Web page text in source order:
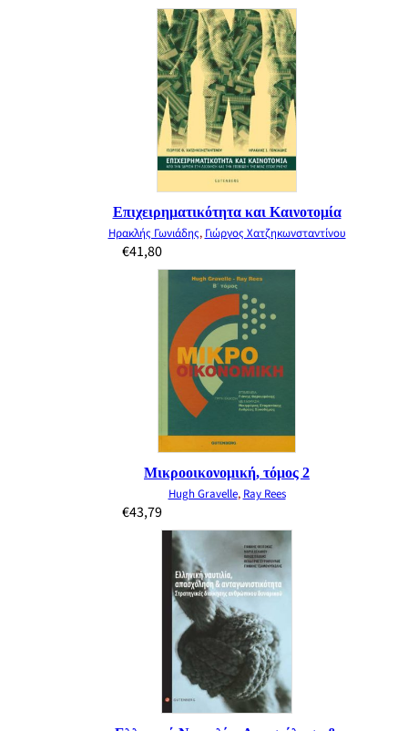
Επιχειρηματικότητα και Καινοτομία
Ηρακλής Γωνιάδης, Γιώργος Χατζηκωνσταντίνου
€41,80
Μικροοικονομική, τόμος 2
Hugh Gravelle, Ray Rees
€43,79